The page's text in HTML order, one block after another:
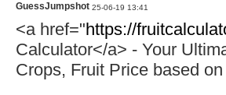
GuessJumpshot 25-06-19 13:41
<a href="https://
Calculator</a> - Your
Crops, Fruit Price based